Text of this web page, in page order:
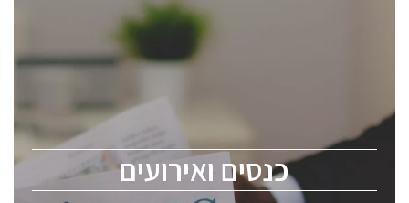
כנסים ואירועים
כנסים ואירועים
לכל העוסקים בתעשיית הסמיקונדקטור כולל מהנדסים,
ChipEx2026 will be held on May 12-13, 2026. The